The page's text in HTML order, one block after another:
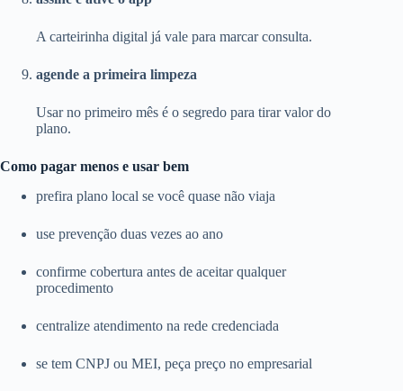
A carteirinha digital já vale para marcar consulta.
agende a primeira limpeza
Usar no primeiro mês é o segredo para tirar valor do
plano.
Como pagar menos e usar bem
prefira plano local se você quase não viaja
use prevenção duas vezes ao ano
confirme cobertura antes de aceitar qualquer
procedimento
centralize atendimento na rede credenciada
se tem CNPJ ou MEI, peça preço no empresarial